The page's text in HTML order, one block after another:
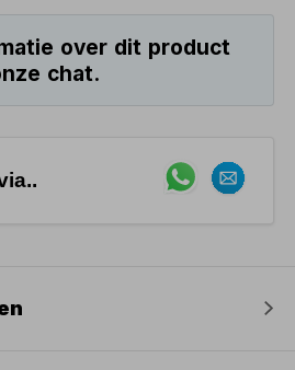
over dit product
chat.